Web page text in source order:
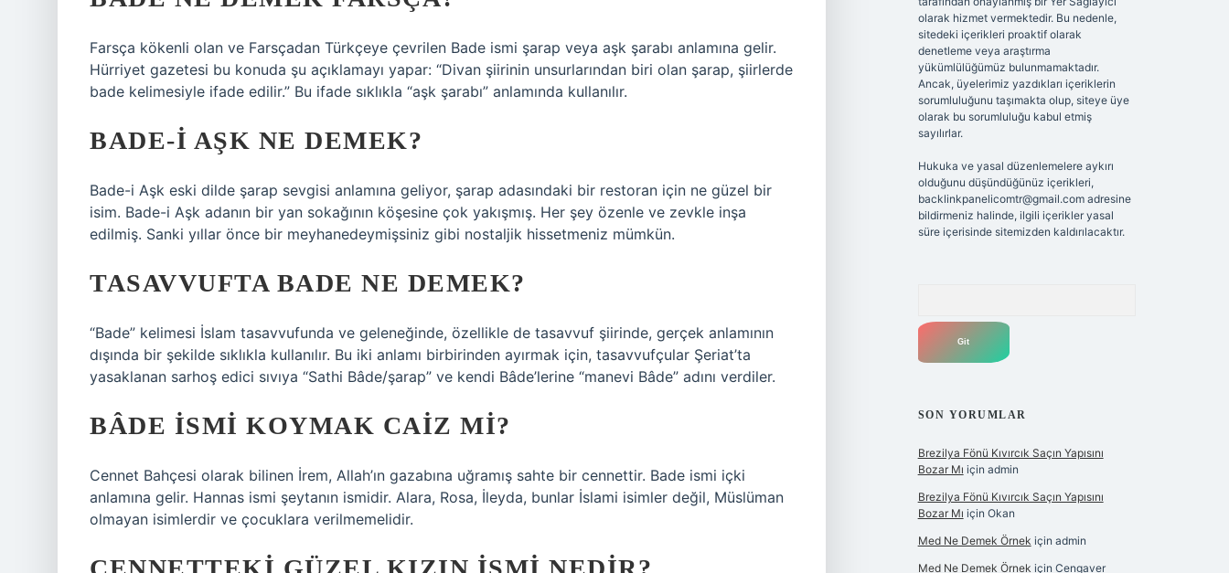
Farsça kökenli olan ve Farsçadan Türkçeye çevrilen Bade ismi şarap veya aşk şarabı anlamına gelir.
Hürriyet gazetesi bu konuda şu açıklamayı yapar: “Divan şiirinin unsurlarından biri olan şarap, şiirlerde
bade kelimesiyle ifade edilir.” Bu ifade sıklıkla “aşk şarabı” anlamında kullanılır.
BADE-I AŞK NE DEMEK?
Bade-i Aşk eski dilde şarap sevgisi anlamına geliyor, şarap adasındaki bir restoran için ne güzel bir
isim. Bade-i Aşk adanın bir yan sokağının köşesine çok yakışmış. Her şey özenle ve zevkle inşa
edilmiş. Sanki yıllar önce bir meyhanedeymişsiniz gibi nostaljik hissetmeniz mümkün.
TASAVVUFTA BADE NE DEMEK?
“Bade” kelimesi İslam tasavvufunda ve geleneğinde, özellikle de tasavvuf şiirinde, gerçek anlamının
dışında bir şekilde sıklıkla kullanılır. Bu iki anlamı birbirinden ayırmak için, tasavvufçular Şeriat’ta
yasaklanan sarhoş edici sıvıya “Sathi Bâde/şarap” ve kendi Bâde’lerine “manevi Bâde” adını verdiler.
BÂDE ISMI KOYMAK CAIZ MI?
Cennet Bahçesi olarak bilinen İrem, Allah’ın gazabına uğramış sahte bir cennettir. Bade ismi içki
anlamına gelir. Hannas ismi şeytanın ismidir. Alara, Rosa, İleyda, bunlar İslami isimler değil, Müslüman
olmayan isimlerdir ve çocuklara verilmemelidir.
olarak hizmet vermektedir. Bu nedenle,
sitedeki içerikleri proaktif olarak
denetleme veya araştırma
yükümlülüğümüz bulunmamaktadır.
Ancak, üyelerimiz yazdıkları içeriklerin
sorumluluğunu taşımakta olup, siteye üye
olarak bu sorumluluğu kabul etmiş
sayılırlar.
Hukuka ve yasal düzenlemelere aykırı
olduğunu düşündüğünüz içerikleri,
backlinkpanelicomtr@gmail.comadresine
bildirmeniz halinde, ilgili içerikler yasal
süre içerisinde sitemizden kaldırılacaktır.
SON YORUMLAR
Brezilya Fönü Kıvırcık Saçın Yapısını
Bozar Mı için admin
Brezilya Fönü Kıvırcık Saçın Yapısını
Bozar Mı için Okan
Med Ne Demek Örnek için admin
Med Ne Demek Örnek için Cengaver